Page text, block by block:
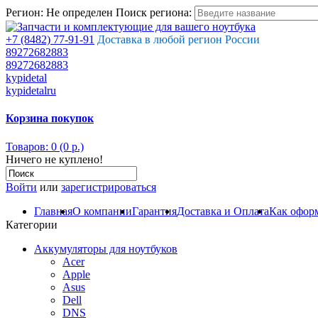
Регион: Не определен Поиск региона:
+7 (8482) 77-91-91 Доставка в любой регион России
89272682883
89272682883
kypidetal
kypidetalru
Корзина покупок
Товаров: 0 (0 р.)
Ничего не куплено!
Войти или зарегистрироваться
ГлавнаяО компанииГарантияДоставка и ОплатаКак
Категории
Аккумуляторы для ноутбуков
Acer
Apple
Asus
Dell
DNS